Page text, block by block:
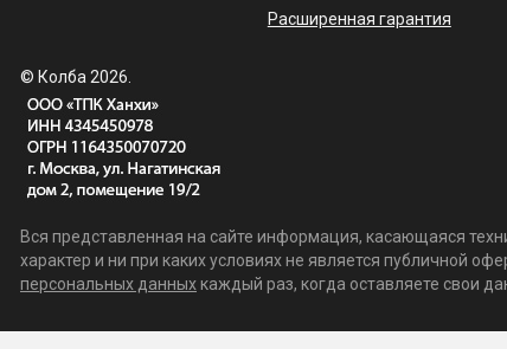
Расширенная гарантия
© Колба 2026.
Вся представленная на сайте информация, касающаяся
характер и ни при каких условиях не является публичной
персональных данныхкаждый раз, когда оставляете свои